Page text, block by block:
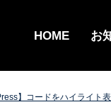
HOME お
】コードをハイライト